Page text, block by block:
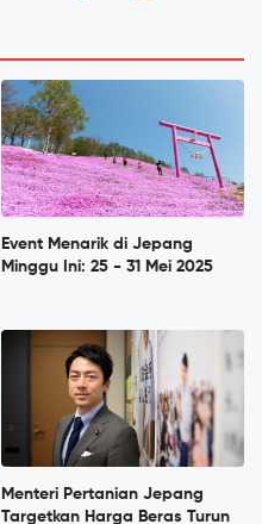
Event Menarik di Jepang
Minggu Ini: 25 - 31 Mei 2025
Menteri Pertanian Jepang
Targetkan Harga Beras Turun